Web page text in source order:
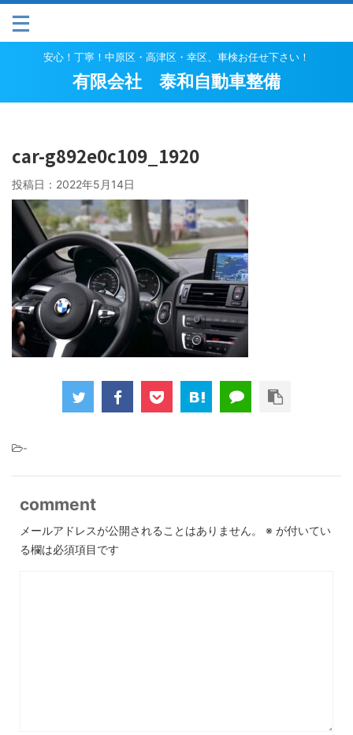
安心！丁寧！中原区・高津区・幸区、車検お任せ下さい！
有限会社 泰和自動車整備
car-g892e0c109_1920
投稿日： 2022年5月14日
-
comment
メールアドレスが公開されることはありません。 ※ が付いてい
る欄は必須項目です